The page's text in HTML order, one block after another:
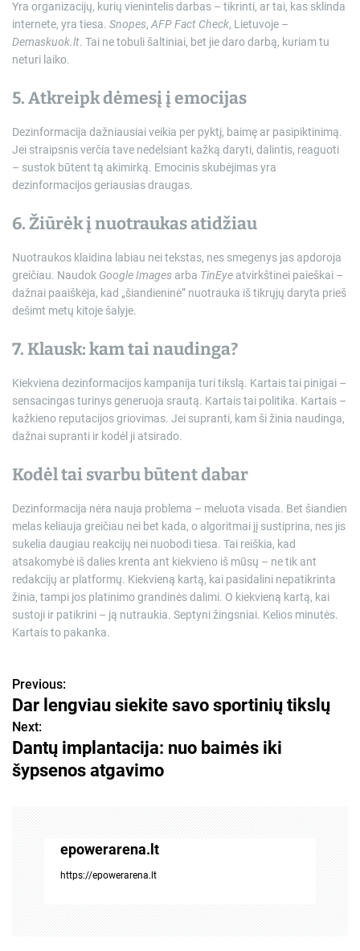
Yra organizacijų, kurių vienintelis darbas – tikrinti, ar tai, kas sklinda
internete, yra tiesa. Snopes, AFP Fact Check, Lietuvoje –
Demaskuok.lt. Tai ne tobuli šaltiniai, bet jie daro darbą, kuriam tu
neturi laiko.
5. Atkreipk dėmesį į emocijas
Dezinformacija dažniausiai veikia per pyktį, baimę ar pasipiktinimą.
Jei straipsnis verčia tave nedelsiant kažką daryti, dalintis, reaguoti
– sustok būtent tą akimirką. Emocinis skubėjimas yra
dezinformacijos geriausias draugas.
6. Žiūrėk į nuotraukas atidžiau
Nuotraukos klaidina labiau nei tekstas, nes smegenys jas apdoroja
greičiau. Naudok Google Images arba TinEye atvirkštinei paieškai –
dažnai paaiškėja, kad „šiandieninė” nuotrauka iš tikrųjų daryta prieš
dešimt metų kitoje šalyje.
7. Klausk: kam tai naudinga?
Kiekviena dezinformacijos kampanija turi tikslą. Kartais tai pinigai –
sensacingas turinys generuoja srautą. Kartais tai politika. Kartais –
kažkieno reputacijos griovimas. Jei supranti, kam ši žinia naudinga,
dažnai supranti ir kodėl ji atsirado.
Kodėl tai svarbu būtent dabar
Dezinformacija nėra nauja problema – meluota visada. Bet šiandien
melas keliauja greičiau nei bet kada, o algoritmai jį sustiprina, nes jis
sukelia daugiau reakcijų nei nuobodi tiesa. Tai reiškia, kad
atsakomybė iš dalies krenta ant kiekvieno iš mūsų – ne tik ant
redakcijų ar platformų. Kiekvieną kartą, kai pasidalini nepatikrinta
žinia, tampi jos platinimo grandinės dalimi. O kiekvieną kartą, kai
sustoji ir patikrini – ją nutraukia. Septyni žingsniai. Kelios minutės.
Kartais to pakanka.
N
a
v
i
Previous:
Dar lengviau siekite savo sportinių tikslų
Next:
Dantų implantacija: nuo baimės iki
šypsenos atgavimo
epowerarena.lt
https://epowerarena.lt